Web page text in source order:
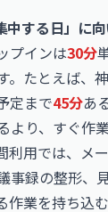
中する日」に
プインは30分
。たとえば、
定まで45分あ
より、すぐ作
利用では、メ
事録の整形、
作業を持ち込